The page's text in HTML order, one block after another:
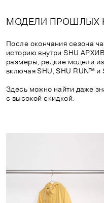
МОДЕЛИ ПРОШЛЫХ
После окончания сезона
историю внутри SHU
размеры, редкие модели
включая SHU, SHU RUN™ и
Здесь можно найти даже
с высокой скидкой.